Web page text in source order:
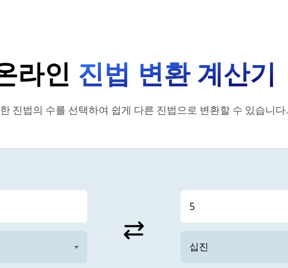
라인 진법 변환 계산기
진법의 수를 선택하여 쉽게 다른 진법으로 변환할 수 있습니다.
sync_alt